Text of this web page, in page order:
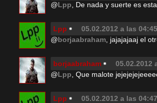
@Lpp , De nada y suerte es
Lpp
05.02.2012 a las 04:45
@borjaabraham , jajajajaaj el
borjaabraham
05.02.2012
@Lpp , Que malote
Lpp
05.02.2012 a las 04:47